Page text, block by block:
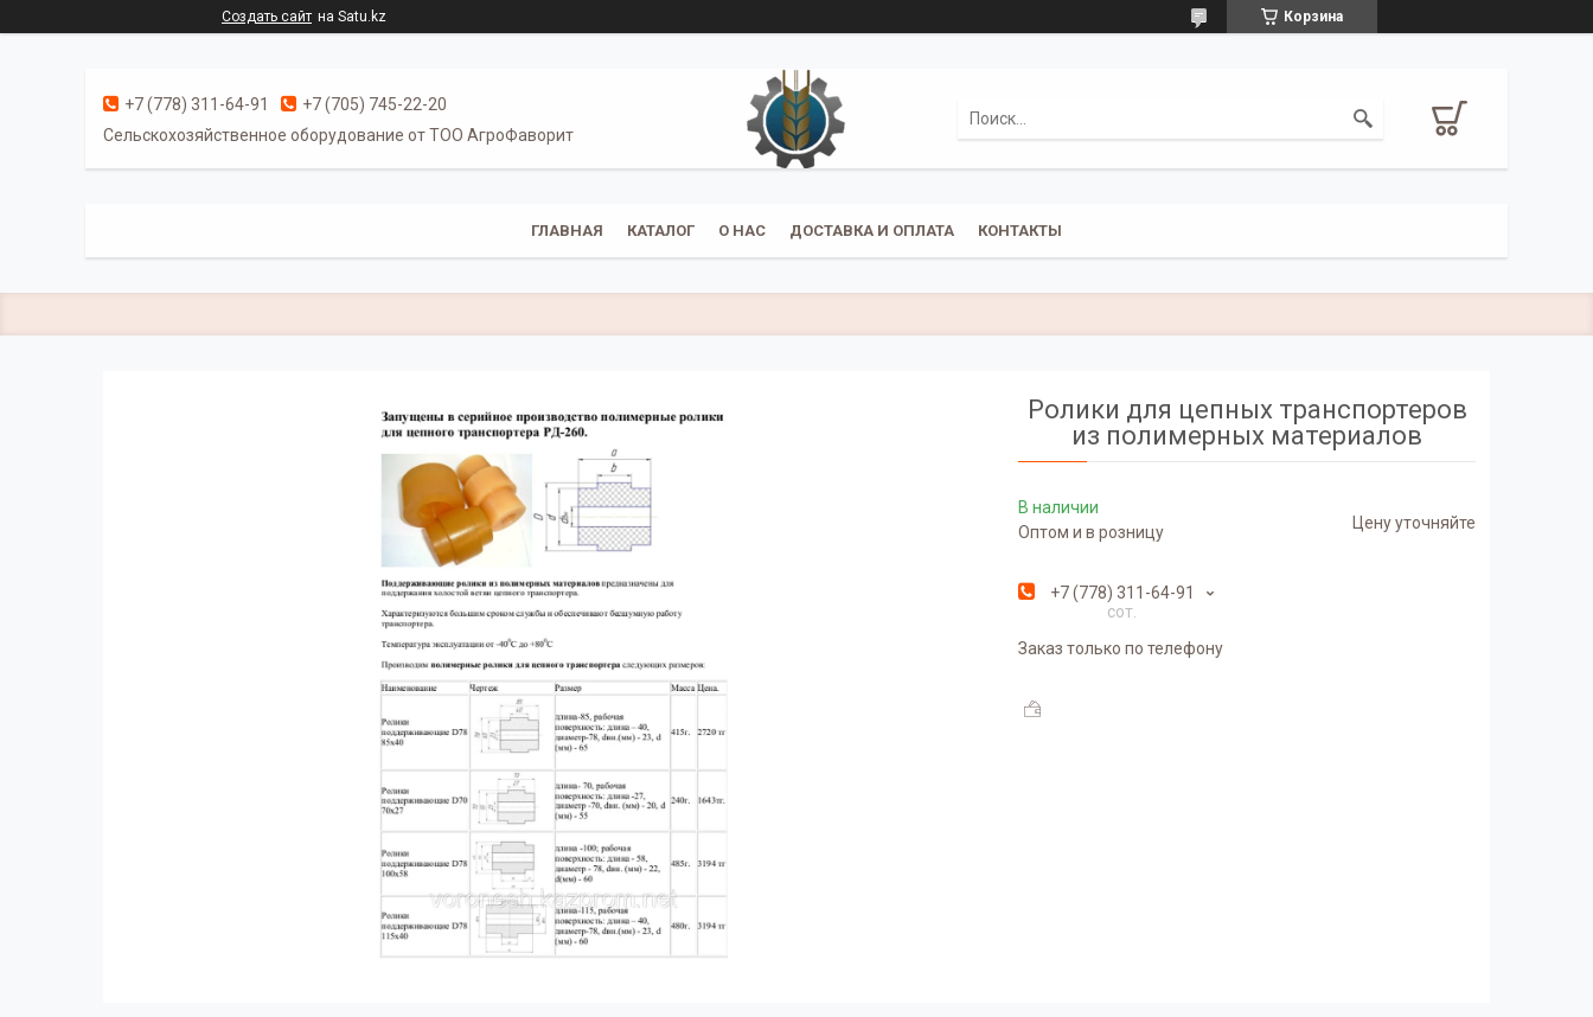
Создать сайт на Satu.kz Корзина
+7 (778) 311-64-91
+7 (705) 745-22-20
Cельскохозяйственное оборудование от ТОО АгроФаворит
ГЛАВНАЯ КАТАЛОГ О НАС ДОСТАВКА И ОПЛАТА КОНТАКТЫ
Ролики для цепных транспортеров
из полимерных материалов
В наличии
Оптом и в розницу
Цену уточняйте
+7 (778) 311-64-91
сот.
Заказ только по телефону